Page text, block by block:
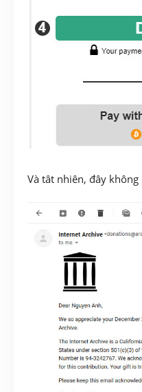
Và tât nhiên, đây